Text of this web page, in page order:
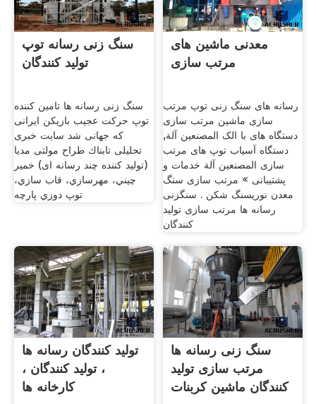
سنگ زنی رسانه توپ
تولید کنندگان
سنگ زنی رسانه ها تامین کننده
توپ حرکت عجیب بازیکن ایرانی
که جهانی شد سایت خبری
تحلیلی تابناك طراح مولتی مدیا
(تولید کننده چند رسانه ای) خمير
چيني، مهرسازي، قاب سازي،
توپ دوزي پارچه
معدنی ماشین های
مرتب سازی
رسانه های سنگ زنی توپ مرتب
سازی ماشین مرتب سازی
دستگاه های با الک المصنعين آلة,
دستگاه آسیاب توپ های مرتب
سازی المصنعين آلة خدمات و
پشتیبانی » مرتب سازی سنگ
معدن نوریسنگ شکن . سنگزنی
رسانه ها مرتب سازی تولید
کنندگان
تولید کنندگان رسانه ها
، تولید کنندگان ،
کارخانه ها
سنگ زنی رسانه ها
مرتب سازی تولید
کنندگان ماشین کربنات